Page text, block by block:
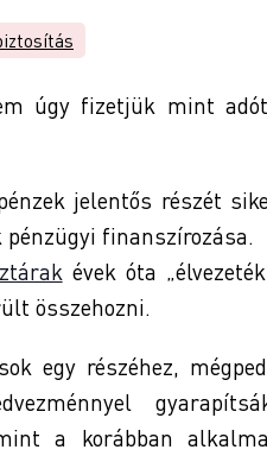
úgy fizetjük mint
jelentős részét
finanszírozása.
évek óta
összehozni.
egy részéhez,
a korábban